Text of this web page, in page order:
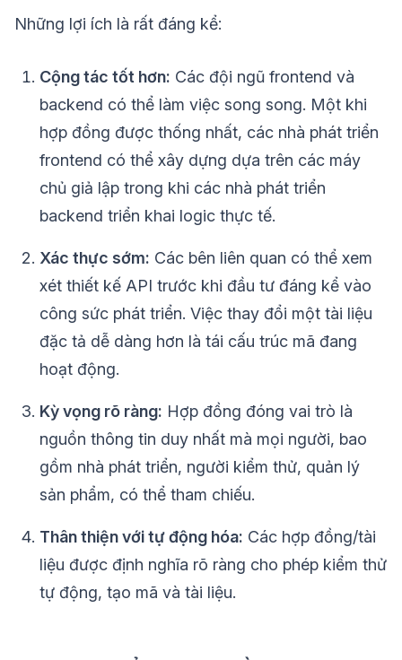
Những lợi ích là rất đáng kể:
Cộng tác tốt hơn: Các đội ngũ frontend và
backend có thể làm việc song song. Một khi
hợp đồng được thống nhất, các nhà phát triển
frontend có thể xây dựng dựa trên các máy
chủ giả lập trong khi các nhà phát triển
backend triển khai logic thực tế.
Xác thực sớm: Các bên liên quan có thể xem
xét thiết kế API trước khi đầu tư đáng kể vào
công sức phát triển. Việc thay đổi một tài liệu
đặc tả dễ dàng hơn là tái cấu trúc mã đang
hoạt động.
Kỳ vọng rõ ràng: Hợp đồng đóng vai trò là
nguồn thông tin duy nhất mà mọi người, bao
gồm nhà phát triển, người kiểm thử, quản lý
sản phẩm, có thể tham chiếu.
Thân thiện với tự động hóa: Các hợp đồng/tài
liệu được định nghĩa rõ ràng cho phép kiểm thử
tự động, tạo mã và tài liệu.